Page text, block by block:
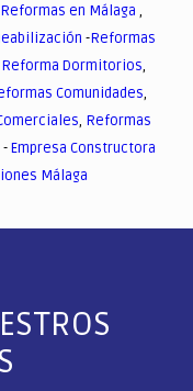
en Málaga ,
-Reformas
Reforma Dormitorios,
Comunidades,
, Reformas
-Empresa Constructora
Málaga